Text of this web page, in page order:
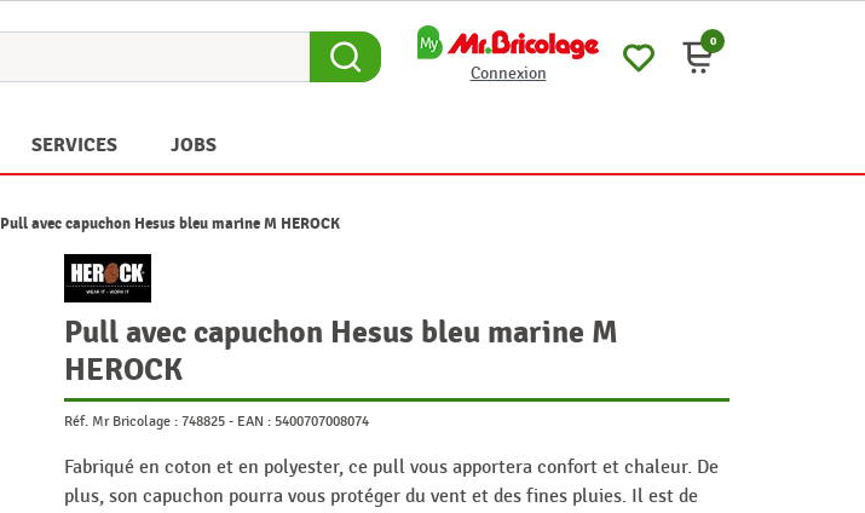
Connexion
0
SERVICES JOBS
Pull avec capuchon Hesus bleu marine M HEROCK
Pull avec capuchon Hesus bleu marine M
HEROCK
Réf. Mr Bricolage : 748825 - EAN : 5400707008074
Fabriqué en coton et en polyester, ce pull vous apportera confort et chaleur. De
plus, son capuchon pourra vous protéger du vent et des fines pluies. Il est de